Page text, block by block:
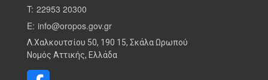
T: 22953 20300
E: info@oropos.gov.gr
Λ.Χαλκουτσίου 50, 190 15, Σκάλα Ωρωπού
Νομός Αττικής, Ελλάδα